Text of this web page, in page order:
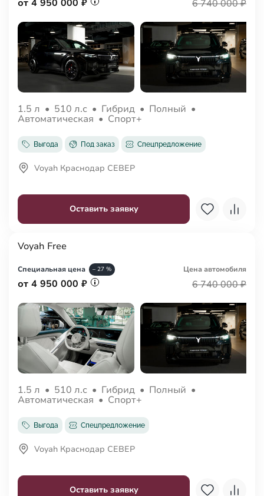
от 4 950 000 ₽ 6 740 000 ₽
1.5 л • 510 л.с • Гибрид • Полный •
Автоматическая • Спорт+
Выгода Под заказ Спецпредложение
Оставить заявку
Voyah Краснодар СЕВЕР
Voyah Free
Специальная цена – 27 %
от 4 950 000 ₽
Цена автомобиля
6 740 000 ₽
1.5 л • 510 л.с • Гибрид • Полный •
Автоматическая • Спорт+
Выгода Спецпредложение
Оставить заявку
Voyah Краснодар СЕВЕР